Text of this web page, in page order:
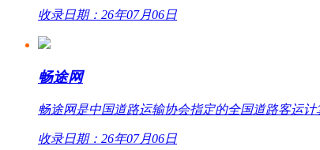
收录日期：26年07月06日
畅途网
畅途网是中国道路运输协会指定的全国道路客运
收录日期：26年07月06日